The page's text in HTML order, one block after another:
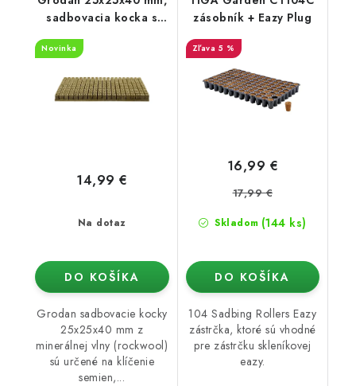
sadbovacia kocka s
otvorom, PLATO 200
Novinka
Na dotaz
14,99 €
DO KOŠÍKA
Grodan sadbovacie kocky
25x25x40 mm z
minerálnej vlny (rockwool)
sú určené na klíčenie
semien,...
zásobník + Eazy Plug
5 %
Skladom (144 ks)
16,99 €
17,99 €
DO KOŠÍKA
104 Sadbing Rollers Eazy
zástrčka, ktoré sú vhodné
pre zástrčku skleníkovej
eazy.